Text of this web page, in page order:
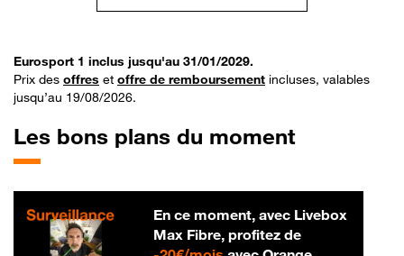
Eurosport 1 inclus jusqu'au 31/01/2029.
Prix des offres et offre de remboursement incluses, valables
jusqu’au 19/08/2026.
Les bons plans du moment
En ce moment, avec Livebox
Max Fibre, profitez de